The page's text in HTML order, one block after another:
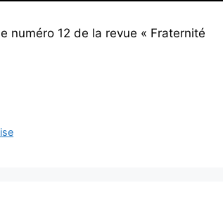
numéro 12 de la revue « Fraternité